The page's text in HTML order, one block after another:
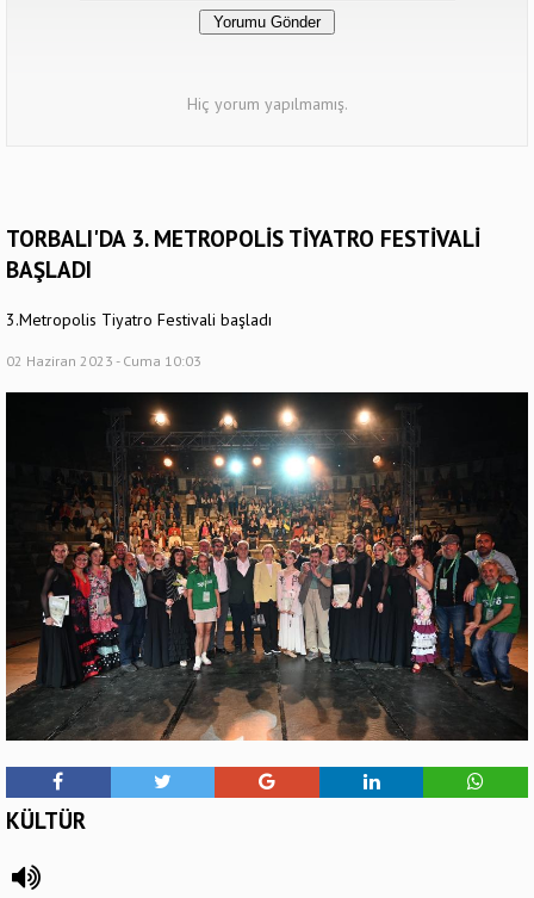
Hiç yorum yapılmamış.
TORBALI'DA 3. METROPOLİS TİYATRO FESTİVALİ
BAŞLADI
3.Metropolis Tiyatro Festivali başladı
02 Haziran 2023 - Cuma 10:03
KÜLTÜR